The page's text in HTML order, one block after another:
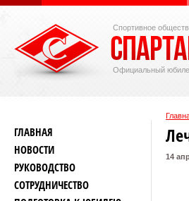
Спортивное
Официальный
ГЛАВНАЯ
НОВОСТИ
РУКОВОДСТВО
СОТРУДНИЧЕСТВО
14